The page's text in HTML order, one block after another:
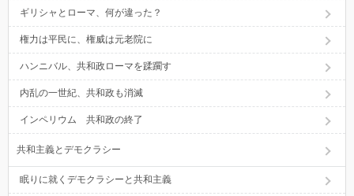
ギリシャとローマ、何が違った？
権力は平民に、権威は元老院に
ハンニバル、共和政ローマを蹂躙す
内乱の一世紀、共和政も消滅
インペリウム 共和政の終了
共和主義とデモクラシー
眠りに就くデモクラシーと共和主義